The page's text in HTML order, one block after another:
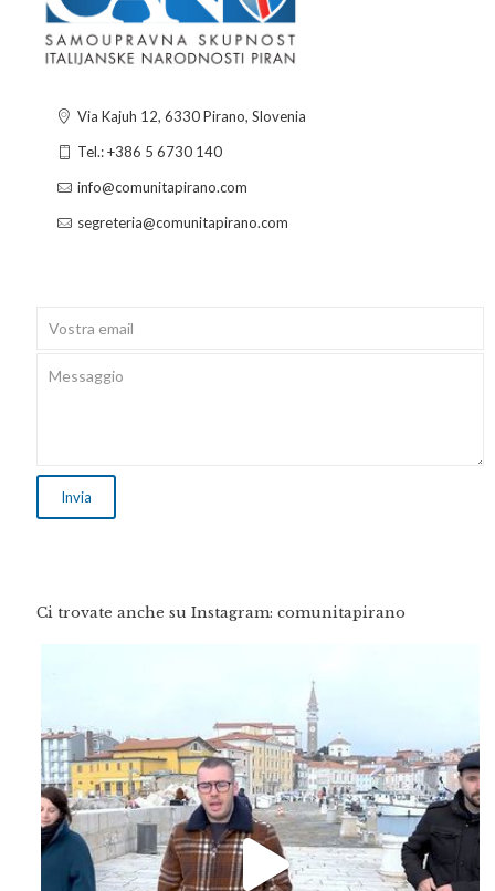
Via Kajuh 12, 6330 Pirano, Slovenia
Tel.: +386 5 6730 140
info@comunitapirano.com
segreteria@comunitapirano.com
Ci trovate anche su Instagram: comunitapirano